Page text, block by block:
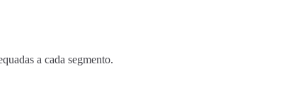
a cada segmento.